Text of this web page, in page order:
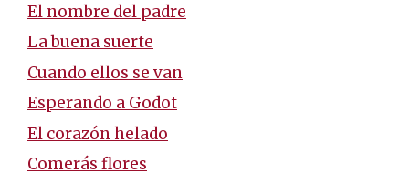
El nombre del padre
La buena suerte
Cuando ellos se van
Esperando a Godot
El corazón helado
Comerás flores